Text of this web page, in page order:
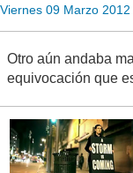
Viernes 09 Marzo
Otro aún andaba
equivocación que